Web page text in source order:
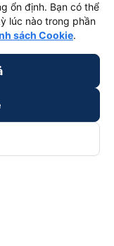
ổn định. Bạn có thể
lúc nào trong phần
sách Cookie.